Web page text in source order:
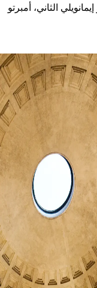
الثاني، أمبرتو